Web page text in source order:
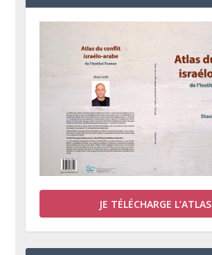
JE TÉLÉCHARGE L’ATLAS